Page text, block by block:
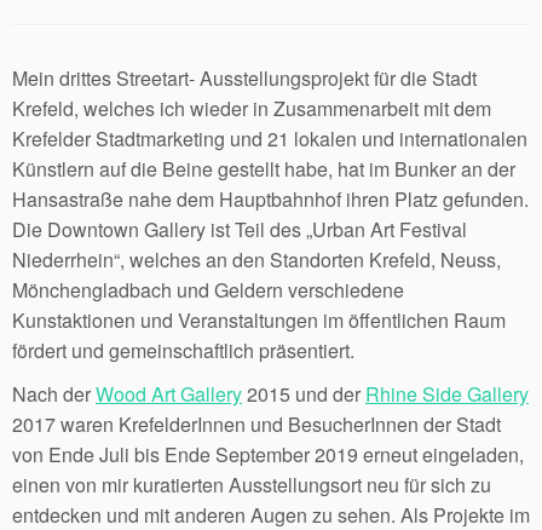
Mein drittes Streetart- Ausstellungsprojekt für die Stadt
Krefeld, welches ich wieder in Zusammenarbeit mit dem
Krefelder Stadtmarketing und 21 lokalen und internationalen
Künstlern auf die Beine gestellt habe, hat im Bunker an der
Hansastraße nahe dem Hauptbahnhof ihren Platz gefunden.
Die Downtown Gallery ist Teil des „Urban Art Festival
Niederrhein“, welches an den Standorten Krefeld, Neuss,
Mönchengladbach und Geldern verschiedene
Kunstaktionen und Veranstaltungen im öffentlichen Raum
fördert und gemeinschaftlich präsentiert.
Nach derWood Art Gallery2015 und der Rhine Side Gallery
2017 waren KrefelderInnen und BesucherInnen der Stadt
von Ende Juli bis Ende September 2019 erneut eingeladen,
einen von mir kuratierten Ausstellungsort neu für sich zu
entdecken und mit anderen Augen zu sehen. Als Projekte im